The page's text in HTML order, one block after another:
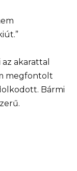
akarattal
megfontolt
Bármi